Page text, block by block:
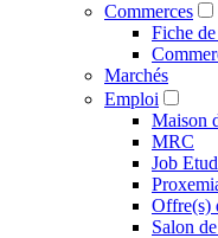
Commerces
Fiche
Marchés
Emploi
Maison
MRC
Job
Offre(s)
Salon